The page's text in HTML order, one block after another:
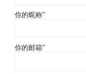
你的昵称*
你的邮箱*